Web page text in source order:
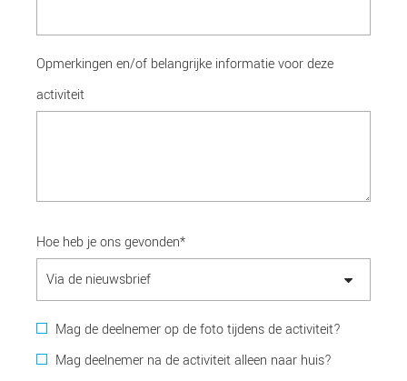
Opmerkingen en/of belangrijke informatie voor deze
activiteit
Hoe heb je ons gevonden*
Mag de deelnemer op de foto tijdens de activiteit?
Mag deelnemer na de activiteit alleen naar huis?